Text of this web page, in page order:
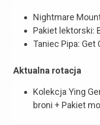
Nightmare
Pakiet lektorski:
Taniec Pipa: Get
Aktualna rotacja
Kolekcja Ying
broni + Pakiet